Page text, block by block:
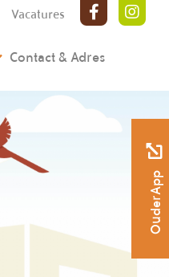
OuderApp
Vacatures
Contact & Adres